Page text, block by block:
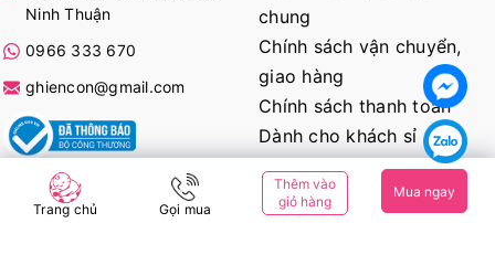
Trang chủ Gọi mua
Thêm vào
giỏ hàng
Mua ngay
Ninh Thuận
0966 333 670
ghiencon@gmail.com
chung
Chính sách vận chuyển,
giao hàng
Chính sách thanh toán
Dành cho khách sỉ
KẾT NỐI VỚI CHÚNG TÔI